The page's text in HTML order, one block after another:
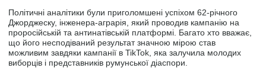
Політичні аналітики були приголомшені успіхом 62-річного
Джорджеску, інженера-аграрія, який проводив кампанію на
проросійській та антинатівській платформі. Багато хто вважає,
що його несподіваний результат значною мірою став
можливим завдяки кампанії в TikTok, яка залучила молодих
виборців і представників румунської діаспори.